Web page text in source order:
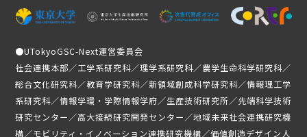
活動レポート
メンバー紹介
ニュース
募集要項
●UTokyoGSC-Next運営委員会
社会連携本部／工学系研究科／理学系研究科／農学生命科学研究科／
総合文化研究科／教育学研究科／新領域創成科学研究科／情報理工学
系研究科／情報学環・学際情報学府／生産技術研究所／先端科学技術
研究センター／高大接続研究開発センター／地域未来社会連携研究機
構／モビリティ・イノベーション連携研究機構／価値創造デザイン人